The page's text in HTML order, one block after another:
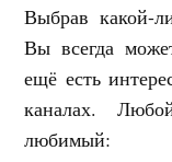
Выбрав какой-
Вы всегда
ещё есть
каналах.
любимый: